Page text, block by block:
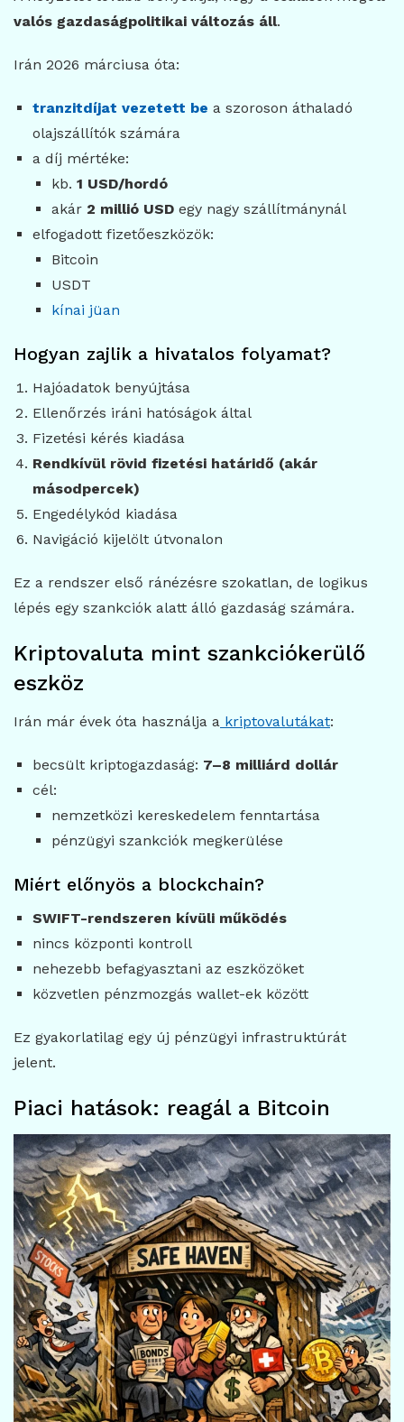
valós gazdaságpolitikai változás áll.
Irán 2026 márciusa óta:
tranzitdíjat vezetett be a szoroson áthaladó
olajszállítók számára
a díj mértéke:
kb. 1 USD/hordó
akár 2 millió USDegy nagy szállítmánynál
elfogadott fizetőeszközök:
Bitcoin
USDT
kínai jüan
Hogyan zajlik a hivatalos folyamat?
Hajóadatok benyújtása
Ellenőrzés iráni hatóságok által
Fizetési kérés kiadása
Rendkívül rövid fizetési határidő (akár
másodpercek)
Engedélykód kiadása
Navigáció kijelölt útvonalon
Ez a rendszer első ránézésre szokatlan, de logikus
lépés egy szankciók alatt álló gazdaság számára.
Kriptovaluta mint szankciókerülő
eszköz
Irán már évek óta használja a kriptovalutákat:
becsült kriptogazdaság: 7–8 milliárd dollár
cél:
nemzetközi kereskedelem fenntartása
pénzügyi szankciók megkerülése
Miért előnyös a blockchain?
SWIFT-rendszeren kívüli működés
nincs központi kontroll
nehezebb befagyasztani az eszközöket
közvetlen pénzmozgás wallet-ek között
Ez gyakorlatilag egy új pénzügyi infrastruktúrát
jelent.
Piaci hatások: reagál a Bitcoin